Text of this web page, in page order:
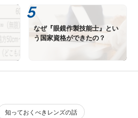
なぜ『眼鏡作製技能士』とい
う国家資格ができたの？
知っておくべきレンズの話